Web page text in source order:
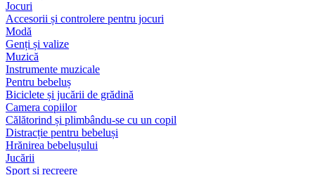
Jocuri
Accesorii și controlere pentru jocuri
Modă
Genți și valize
Muzică
Instrumente muzicale
Pentru bebeluș
Biciclete și jucării de grădină
Camera copiilor
Călătorind și plimbându-se cu un copil
Distracție pentru bebeluși
Hrănirea bebelușului
Jucării
Sport și recreere